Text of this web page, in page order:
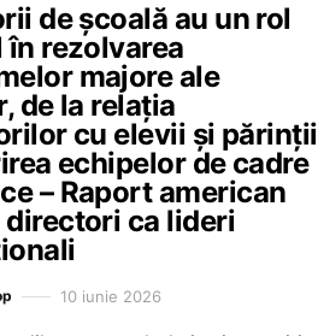
de școală au un rol
în rezolvarea
majore ale
de la relația
cu elevii și părinții
echipelor de cadre
– Raport american
directori ca lideri
10 iunie 2026